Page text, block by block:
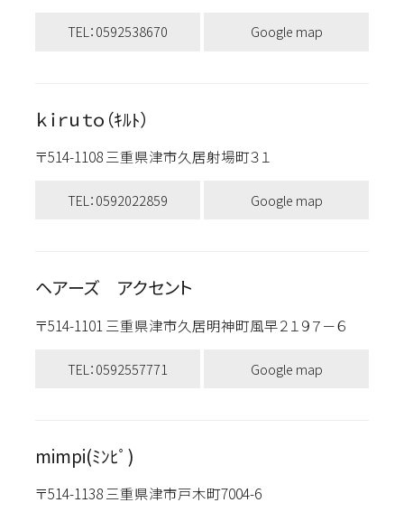
TEL：0592538670 Google map
ｋｉｒｕｔｏ（ｷﾙﾄ）
〒514-1108 三重県津市久居射場町３１
TEL：0592022859 Google map
ヘアーズ アクセント
〒514-1101 三重県津市久居明神町風早２１９７－６
TEL：0592557771 Google map
mimpi(ﾐﾝﾋﾟ)
〒514-1138 三重県津市戸木町7004-6